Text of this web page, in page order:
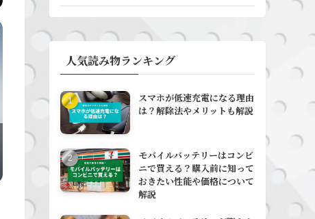
人気読み物ランキング
スマホが低速充電になる理由
は？解除法やメリットも解説
モバイルバッテリーはコンビ
ニで買える？購入前に知って
おきたい性能や価格について
解説